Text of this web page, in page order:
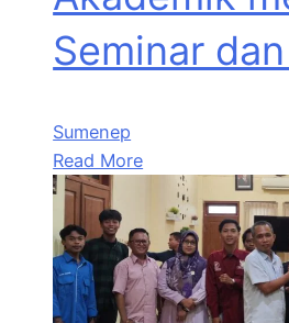
Seminar
Sumenep
Read More